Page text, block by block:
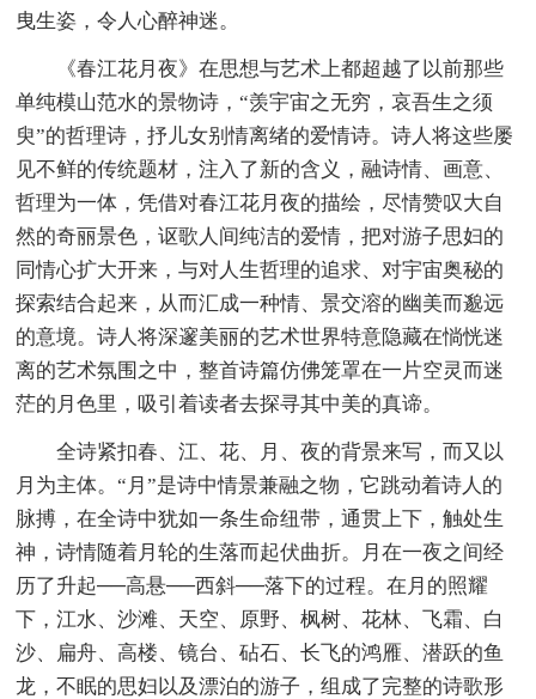
曳生姿，令人心醉神迷。
《春江花月夜》在思想与艺术上都超越了以前那些
单纯模山范水的景物诗，“羡宇宙之无穷，哀吾生之须
臾”的哲理诗，抒儿女别情离绪的爱情诗。诗人将这些屡
见不鲜的传统题材，注入了新的含义，融诗情、画意、
哲理为一体，凭借对春江花月夜的描绘，尽情赞叹大自
然的奇丽景色，讴歌人间纯洁的爱情，把对游子思妇的
同情心扩大开来，与对人生哲理的追求、对宇宙奥秘的
探索结合起来，从而汇成一种情、景交溶的幽美而邈远
的意境。诗人将深邃美丽的艺术世界特意隐藏在惝恍迷
离的艺术氛围之中，整首诗篇仿佛笼罩在一片空灵而迷
茫的月色里，吸引着读者去探寻其中美的真谛。
全诗紧扣春、江、花、月、夜的背景来写，而又以
月为主体。“月”是诗中情景兼融之物，它跳动着诗人的
脉搏，在全诗中犹如一条生命纽带，通贯上下，触处生
神，诗情随着月轮的生落而起伏曲折。月在一夜之间经
历了升起──高悬──西斜──落下的过程。在月的照耀
下，江水、沙滩、天空、原野、枫树、花林、飞霜、白
沙、扁舟、高楼、镜台、砧石、长飞的鸿雁、潜跃的鱼
龙，不眠的思妇以及漂泊的游子，组成了完整的诗歌形